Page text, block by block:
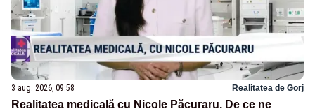
3 aug. 2026, 09:58 Realitatea de Gorj
Realitatea medicală cu Nicole Păcuraru. De ce ne